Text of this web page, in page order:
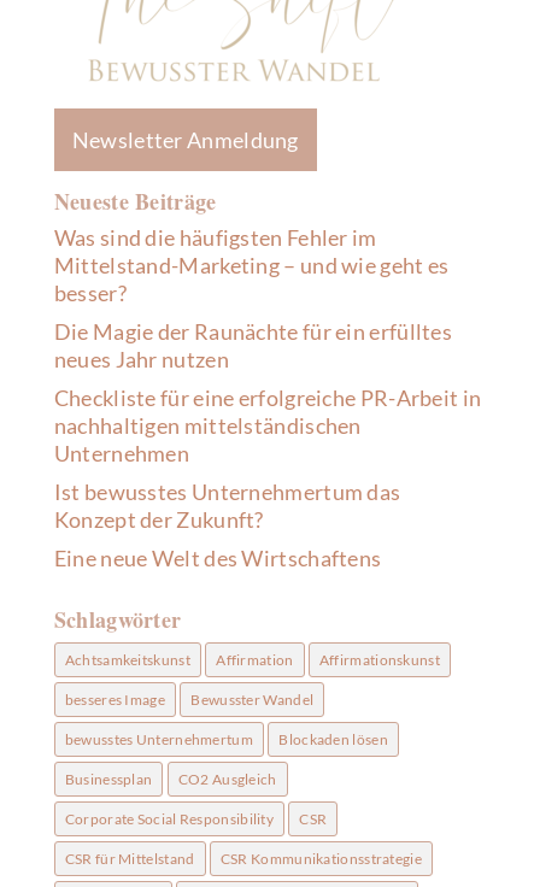
Newsletter Anmeldung
Neueste Beiträge
Was sind die häufigsten Fehler im
Mittelstand-Marketing – und wie geht es
besser?
Die Magie der Raunächte für ein erfülltes
neues Jahr nutzen
Checkliste für eine erfolgreiche PR-Arbeit in
nachhaltigen mittelständischen
Unternehmen
Ist bewusstes Unternehmertum das
Konzept der Zukunft?
Eine neue Welt des Wirtschaftens
Schlagwörter
Achtsamkeitskunst Affirmation Affirmationskunst
besseres Image Bewusster Wandel
bewusstes Unternehmertum Blockaden lösen
Businessplan CO2 Ausgleich
Corporate Social Responsibility CSR
CSR für Mittelstand CSR Kommunikationsstrategie